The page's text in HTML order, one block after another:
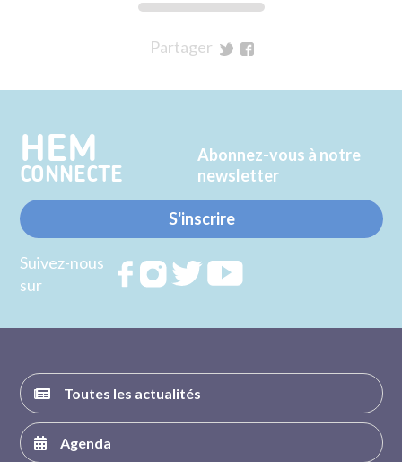
Partager
Twitter
Facebook
HEM
CONNECTE
Abonnez-vous à notre
newsletter
S'inscrire
Suivez-nous
sur
RejoignezRejoignezRejoignez
Toutes les actualités
Agenda